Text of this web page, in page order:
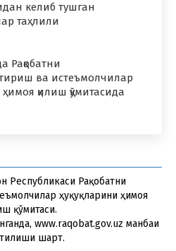
келиб тушган
таҳлили
Рақобатни
ва истеъмолчилар
ҳимоя қилиш қўмитасида
Республикаси Рақобатни
ҳуқуқларини ҳимоя
қўмитаси.
www.raqobat.gov.uz манбаи
шарт.